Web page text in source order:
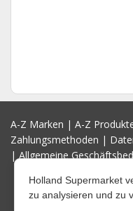
A-Z Marken | A-Z
Zahlungsmethoden |
|Allgemeine
Holland Supermarket
zu analysieren und zu